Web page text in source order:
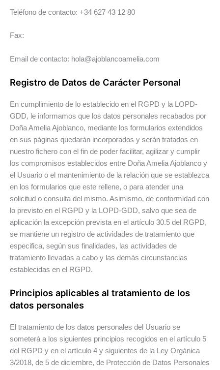
Teléfono de contacto: +34 627 43 12 80
Fax:
Email de contacto: hola@ajoblancoamelia.com
Registro de Datos de Carácter Personal
En cumplimiento de lo establecido en el RGPD y la LOPD-
GDD, le informamos que los datos personales recabados por
Doña Amelia Ajoblanco, mediante los formularios extendidos
en sus páginas quedarán incorporados y serán tratados en
nuestro fichero con el fin de poder facilitar, agilizar y cumplir
los compromisos establecidos entre Doña Amelia Ajoblanco y
el Usuario o el mantenimiento de la relación que se establezca
en los formularios que este rellene, o para atender una
solicitud o consulta del mismo. Asimismo, de conformidad con
lo previsto en el RGPD y la LOPD-GDD, salvo que sea de
aplicación la excepción prevista en el artículo 30.5 del RGPD,
se mantiene un registro de actividades de tratamiento que
especifica, según sus finalidades, las actividades de
tratamiento llevadas a cabo y las demás circunstancias
establecidas en el RGPD.
Principios aplicables al tratamiento de los
datos personales
El tratamiento de los datos personales del Usuario se
someterá a los siguientes principios recogidos en el artículo 5
del RGPD y en el artículo 4 y siguientes de la Ley Orgánica
3/2018, de 5 de diciembre, de Protección de Datos Personales